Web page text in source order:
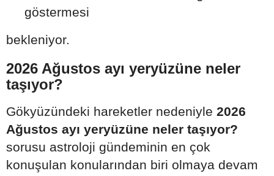
göstermesi
bekleniyor.
2026 Ağustos ayı yeryüzüne neler
taşıyor?
Gökyüzündeki hareketler nedeniyle 2026
Ağustos ayı yeryüzüne neler taşıyor?
sorusu astroloji gündeminin en çok
konuşulan konularından biri olmaya devam